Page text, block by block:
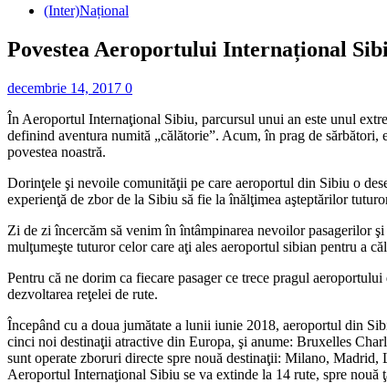
(Inter)Național
Povestea Aeroportului Internațional
decembrie 14, 2017 0
În Aeroportul Internaţional Sibiu, parcursul unui an este unul
definind aventura numită „călătorie”. Acum, în prag de
povestea noastră.
Dorinţele şi nevoile comunităţii pe care aeroportul din Sibiu o
experienţă de zbor de la Sibiu să fie la înălţimea aşteptărilor
Zi de zi încercăm să venim în întâmpinarea nevoilor pasagerilor
mulţumeşte tuturor celor care aţi ales aeroportul sibian pentru a
Pentru că ne dorim ca fiecare pasager ce trece pragul
dezvoltarea reţelei de rute.
Începând cu a doua jumătate a lunii iunie 2018, aeroportul din
cinci noi destinaţii atractive din Europa, şi anume: Bruxelles
sunt operate zboruri directe spre nouă destinaţii: Milano,
Aeroportul Internaţional Sibiu se va extinde la 14 rute, spre nouă